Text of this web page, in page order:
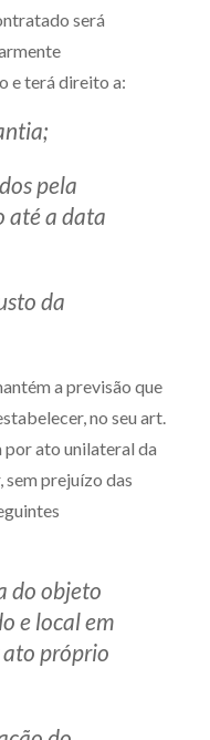
será
e terá direito a:
pela
até a data
da
a previsão que
no seu art.
por ato unilateral da
prejuízo das
do objeto
e local em
ato próprio